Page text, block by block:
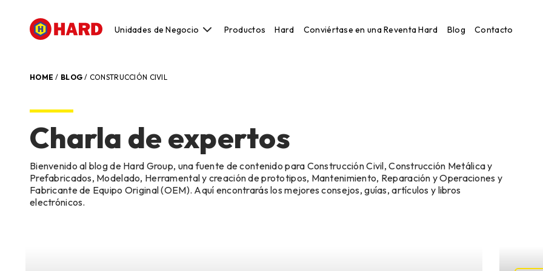
Unidades de Negocio
Construcción Metálica y Prefabricada
Original Equipment Manufacturer (OEM)
Productos Hard Conviértase en una Reventa Hard Blog Contacto
HOME / BLOG / CONSTRUCCIÓN CIVIL
Charla de expertos
Bienvenido al blog de Hard Group, una fuente de contenido para Construcción Civil, Construcción Metálica y
Prefabricados, Modelado, Herramental y creación de prototipos, Mantenimiento, Reparación y Operaciones y
Fabricante de Equipo Original (OEM). Aquí encontrarás los mejores consejos, guías, artículos y libros
electrónicos.